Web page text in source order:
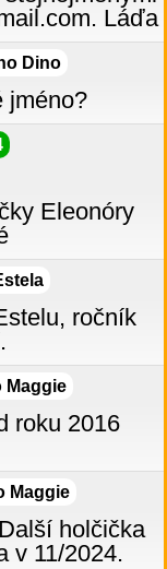
Láďa
Dino
jméno?
Eleonóry
ročník
Maggie
roku 2016
Maggie
holčička
v 11/2024.